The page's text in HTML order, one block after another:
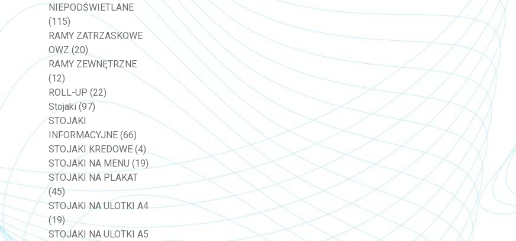
NIEPODŚWIETLANE
(115)
RAMY ZATRZASKOWE
OWZ (20)
RAMY ZEWNĘTRZNE
(12)
ROLL-UP (22)
Stojaki (97)
STOJAKI
INFORMACYJNE (66)
STOJAKI KREDOWE (4)
STOJAKI NA MENU (19)
STOJAKI NA PLAKAT
(45)
STOJAKI NA ULOTKI A4
(19)
STOJAKI NA ULOTKI A5